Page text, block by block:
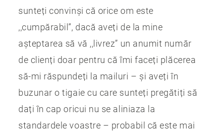
sunteți convinși că orice om este
,,cumpărabil”, dacă aveți de la mine
așteptarea să vă ,,livrez” un anumit număr
de clienți doar pentru că îmi faceți plăcerea
să-mi răspundeți la mailuri – și aveți în
buzunar o tigaie cu care sunteți pregătiți să
dați în cap oricui nu se aliniaza la
standardele voastre – probabil că este mai